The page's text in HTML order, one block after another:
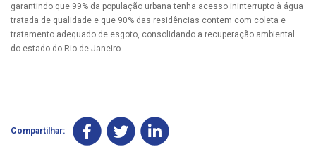
garantindo que 99% da população urbana tenha acesso ininterrupto à água
tratada de qualidade e que 90% das residências contem com coleta e
tratamento adequado de esgoto, consolidando a recuperação ambiental
do estado do Rio de Janeiro.
Compartilhar: